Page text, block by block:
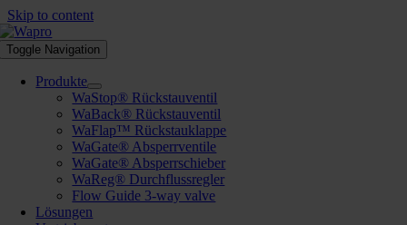
Skip to content
Toggle Navigation
Produkte
WaStop® Rückstauventil
WaBack® Rückstauventil
WaFlap™ Rückstauklappe
WaGate® Absperrventile
WaGate® Absperrschieber
WaReg® Durchflussregler
Flow Guide 3-way valve
Lösungen